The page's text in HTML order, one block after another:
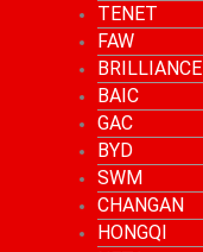
TENET
FAW
BRILLIANCE
BAIC
GAC
BYD
SWM
CHANGAN
HONGQI